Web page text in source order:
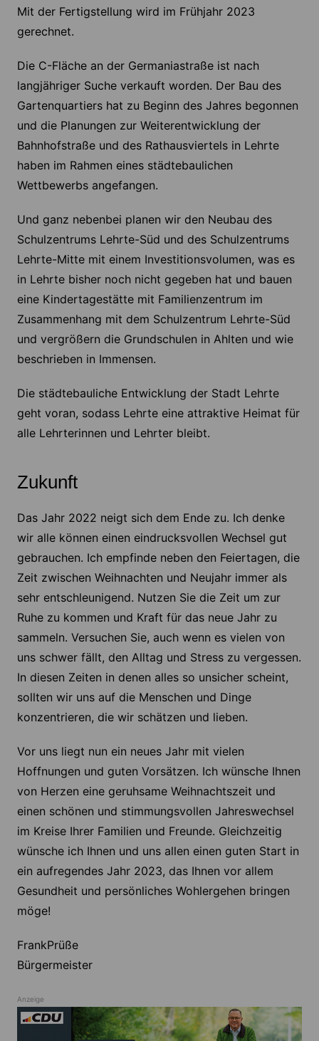
Mit der Fertigstellung wird im Frühjahr 2023
gerechnet.
Die C-Fläche an der Germaniastraße ist nach
langjähriger Suche verkauft worden. Der Bau des
Gartenquartiers hat zu Beginn des Jahres begonnen
und die Planungen zur Weiterentwicklung der
Bahnhofstraße und des Rathausviertels in Lehrte
haben im Rahmen eines städtebaulichen
Wettbewerbs angefangen.
Und ganz nebenbei planen wir den Neubau des
Schulzentrums Lehrte-Süd und des Schulzentrums
Lehrte-Mitte mit einem Investitionsvolumen, was es
in Lehrte bisher noch nicht gegeben hat und bauen
eine Kindertagestätte mit Familienzentrum im
Zusammenhang mit dem Schulzentrum Lehrte-Süd
und vergrößern die Grundschulen in Ahlten und wie
beschrieben in Immensen.
Die städtebauliche Entwicklung der Stadt Lehrte
geht voran, sodass Lehrte eine attraktive Heimat für
alle Lehrterinnen und Lehrter bleibt.
Zukunft
Das Jahr 2022 neigt sich dem Ende zu. Ich denke
wir alle können einen eindrucksvollen Wechsel gut
gebrauchen. Ich empfinde neben den Feiertagen, die
Zeit zwischen Weihnachten und Neujahr immer als
sehr entschleunigend. Nutzen Sie die Zeit um zur
Ruhe zu kommen und Kraft für das neue Jahr zu
sammeln. Versuchen Sie, auch wenn es vielen von
uns schwer fällt, den Alltag und Stress zu vergessen.
In diesen Zeiten in denen alles so unsicher scheint,
sollten wir uns auf die Menschen und Dinge
konzentrieren, die wir schätzen und lieben.
Vor uns liegt nun ein neues Jahr mit vielen
Hoffnungen und guten Vorsätzen. Ich wünsche Ihnen
von Herzen eine geruhsame Weihnachtszeit und
einen schönen und stimmungsvollen Jahreswechsel
im Kreise Ihrer Familien und Freunde. Gleichzeitig
wünsche ich Ihnen und uns allen einen guten Start in
ein aufregendes Jahr 2023, das Ihnen vor allem
Gesundheit und persönliches Wohlergehen bringen
möge!
FrankPrüße
Bürgermeister
Anzeige